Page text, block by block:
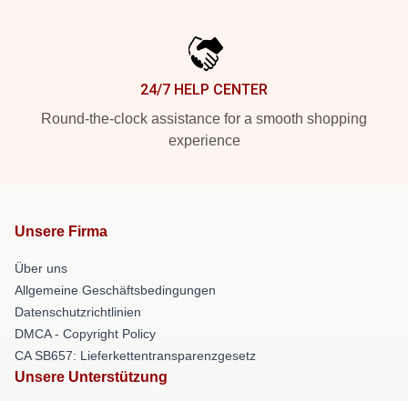
24/7 HELP CENTER
Round-the-clock assistance for a smooth shopping
experience
Unsere Firma
Über uns
Allgemeine Geschäftsbedingungen
Datenschutzrichtlinien
DMCA - Copyright Policy
CA SB657: Lieferkettentransparenzgesetz
Unsere Unterstützung